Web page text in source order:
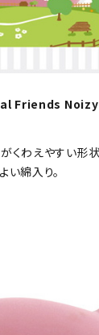
Friends Noizy
くわえやすい形
い綿入り。